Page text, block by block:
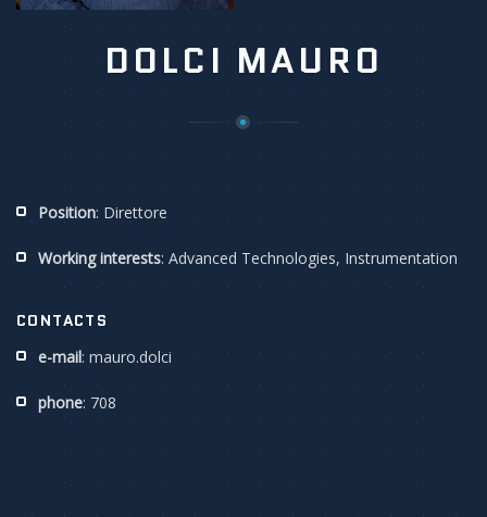
DOLCI MAURO
Position: Direttore
Working interests: Advanced Technologies, Instrumentation
CONTACTS
e-mail: mauro.dolci
phone: 708